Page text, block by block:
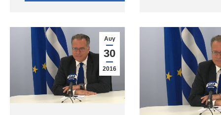
Αυγ
30
2016